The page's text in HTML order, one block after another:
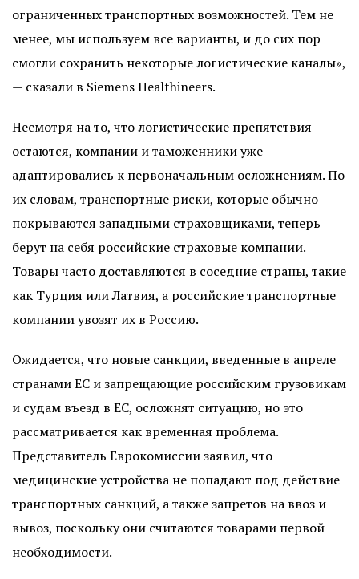
ограниченных транспортных возможностей. Тем не
менее, мы используем все варианты, и до сих пор
смогли сохранить некоторые логистические каналы»,
— сказали в Siemens Healthineers.
Несмотря на то, что логистические препятствия
остаются, компании и таможенники уже
адаптировались к первоначальным осложнениям. По
их словам, транспортные риски, которые обычно
покрываются западными страховщиками, теперь
берут на себя российские страховые компании.
Товары часто доставляются в соседние страны, такие
как Турция или Латвия, а российские транспортные
компании увозят их в Россию.
Ожидается, что новые санкции, введенные в апреле
странами ЕС и запрещающие российским грузовикам
и судам въезд в ЕС, осложнят ситуацию, но это
рассматривается как временная проблема.
Представитель Еврокомиссии заявил, что
медицинские устройства не попадают под действие
транспортных санкций, а также запретов на ввоз и
вывоз, поскольку они считаются товарами первой
необходимости.